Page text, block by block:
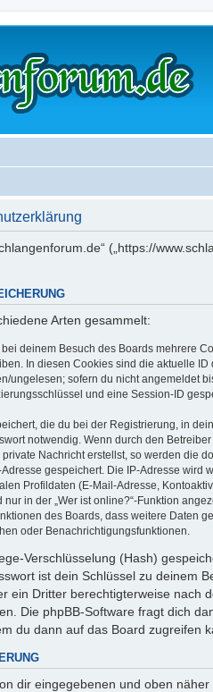
(„https://
Arten gesammelt:
deinem Besuch des Boards mehrere
In diesen Cookies sind die aktuelle
ungelesen; sofern du nicht angemeldet
und eine Session-ID
die du bei der Registrierung, in
notwendig. Wenn durch den
Nachricht erstellst, so werden die
gespeichert. Die IP-Adresse
Profildaten (E-Mail-Adresse,
in der „Wer ist online?“-Funktion
des Boards, dass weitere Daten
oder Benachrichtigungsfunktionen.
Verschlüsselung (Hash)
ist dein Schlüssel zu deinem
ein Dritter berechtigterweise nach
Die phpBB-Software fragt dich
du dann auf das Board zugreifen
dir eingegebenen und oben